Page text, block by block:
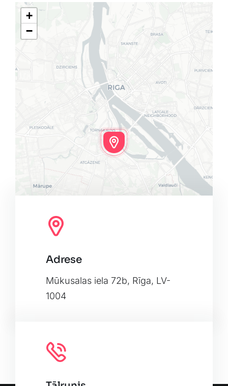
+
−
OpenStreetMap, under ODbL.
Adrese
Mūkusalas iela 72b, Rīga, LV-
1004